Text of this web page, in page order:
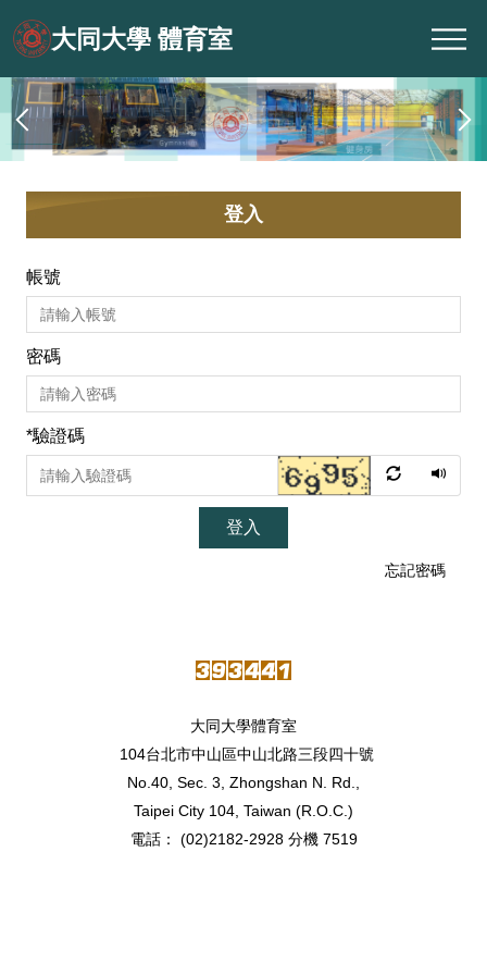
到
主
要
內
容
區
大同大學 體育室
登入
帳號
密碼
*驗證碼
登入
忘記密碼
大同大學體育室
104台北市中山區中山北路三段四十號
No.40, Sec. 3, Zhongshan N. Rd.,
Taipei City 104, Taiwan (R.O.C.)
電話： (02)2182-2928 分機 7519